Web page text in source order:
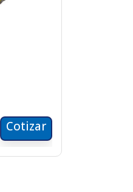
Cotizar